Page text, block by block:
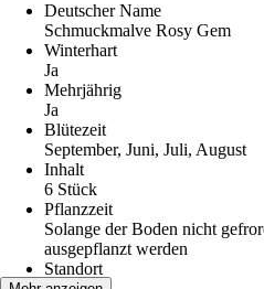
Deutscher Name
Schmuckmalve Rosy Gem
Winterhart
Ja
Mehrjährig
Ja
Blütezeit
September, Juni, Juli, August
Inhalt
6 Stück
Pflanzzeit
Solange der Boden nicht
ausgepflanzt werden
Standort